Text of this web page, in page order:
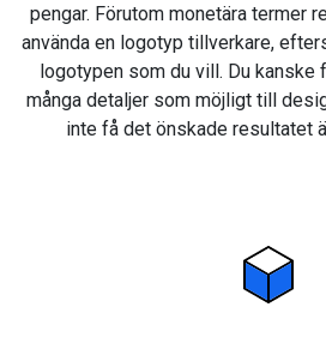
pengar. Förutom monetära termer
använda en logotyp tillverkare,
logotypen som du vill. Du
många detaljer som möjligt till
inte få det önskade resultatet